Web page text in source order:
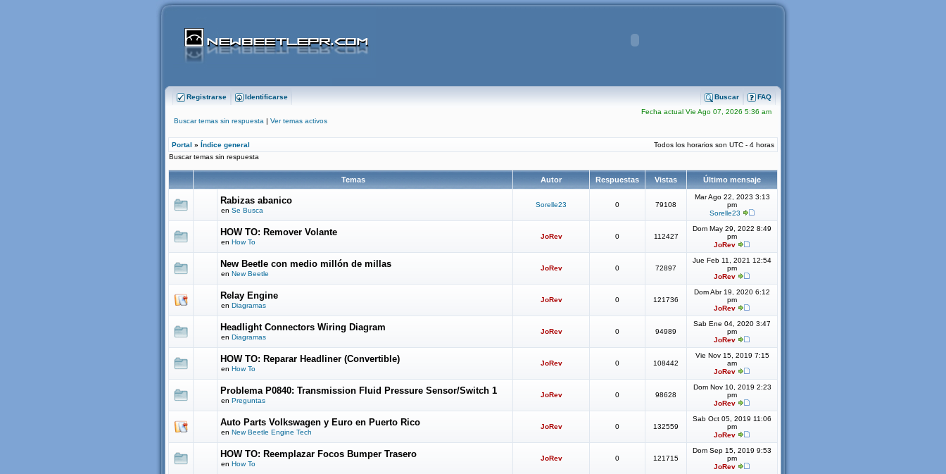
Registrarse Identificarse FAQ
Buscar
Fecha actual Vie Ago 07, 2026 5:36 am
Buscar temas sin respuesta | Ver temas activos
Portal » Índice general
Todos los horarios son UTC - 4 horas
Buscar temas sin respuesta
Temas Autor Respuestas Vistas Último mensaje
Rabizas abanico
en Se Busca
Sorelle23 0 79108
Mar Ago 22, 2023 3:13
pm
Sorelle23
HOW TO: Remover Volante
en How To
JoRev 0 112427
Dom May 29, 2022 8:49
pm
JoRev
New Beetle con medio millón de millas
en New Beetle
JoRev 0 72897
Jue Feb 11, 2021 12:54
pm
JoRev
Relay Engine
en Diagramas
JoRev 0 121736
Dom Abr 19, 2020 6:12
pm
JoRev
Headlight Connectors Wiring Diagram
en Diagramas
JoRev 0 94989
Sab Ene 04, 2020 3:47
pm
JoRev
HOW TO: Reparar Headliner (Convertible)
en How To
JoRev 0 108442
Vie Nov 15, 2019 7:15
am
JoRev
Problema P0840: Transmission Fluid Pressure Sensor/Switch 1
en Preguntas
JoRev 0 98628
Dom Nov 10, 2019 2:23
pm
JoRev
Auto Parts Volkswagen y Euro en Puerto Rico
en New Beetle Engine Tech
JoRev 0 132559
Sab Oct 05, 2019 11:06
pm
JoRev
HOW TO: Reemplazar Focos Bumper Trasero
en How To
JoRev 0 121715
Dom Sep 15, 2019 9:53
pm
JoRev